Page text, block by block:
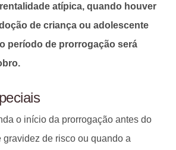
atípica, quando houver
de criança ou adolescente
período de prorrogação será
o início da prorrogação antes do
gravidez de risco ou quando a